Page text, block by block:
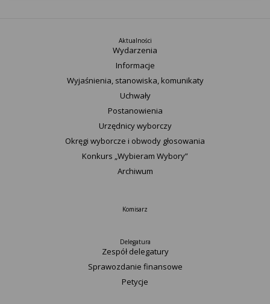
Aktualności
Wydarzenia
Informacje
Wyjaśnienia, stanowiska, komunikaty
Uchwały
Postanowienia
Urzędnicy wyborczy
Okręgi wyborcze i obwody głosowania
Konkurs „Wybieram Wybory”
Archiwum
Komisarz
Delegatura
Zespół delegatury
Sprawozdanie finansowe
Petycje